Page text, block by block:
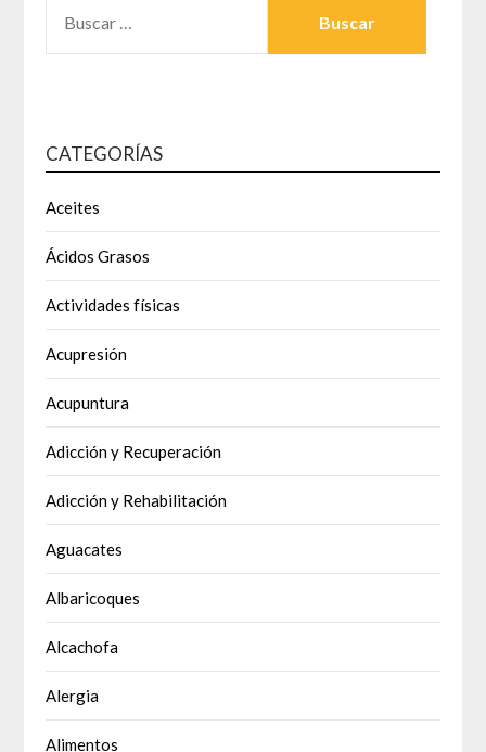
CATEGORÍAS
Aceites
Ácidos Grasos
Actividades físicas
Acupresión
Acupuntura
Adicción y Recuperación
Adicción y Rehabilitación
Aguacates
Albaricoques
Alcachofa
Alergia
Alimentos